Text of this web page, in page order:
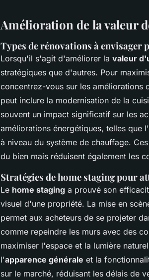
Amélioration de la valeur
Types de rénovations à
Lorsqu'il s'agit d'améliorer la valeur
stratégiques que d'autres. Pour
concentrez-vous sur les améliorations
peut inclure la modernisation de la
souvent un impact significatif sur les
améliorations énergétiques, telles que
à niveau du système de chauffage.
du bien mais réduisent également les
Stratégies de home staging pour
Le home staging a prouvé son
visuel d'une propriété. La mise en
permet aux acheteurs de se projeter
comme repeindre les murs avec des
maximiser l'espace et la lumière
l'apparence générale et la
sur le marché, réduisant les délais de